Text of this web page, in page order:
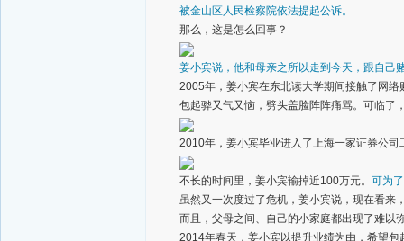
被金山区人民检察院依法提起公诉。
那么，这是怎么回事？
姜小宾说，他和母亲之所以走到今天，跟自己
2005年，姜小宾在东北读大学期间接触了网
包起骅又气又恼，劈头盖脸阵阵痛骂。可临了
2010年，姜小宾毕业进入了上海一家证券公
不长的时间里，姜小宾输掉近100万元。 可为
虽然又一次度过了危机，姜小宾说，现在看来
而且，父母之间、自己的小家庭都出现了难以
2014年春天，姜小宾以提升业绩为由，希望